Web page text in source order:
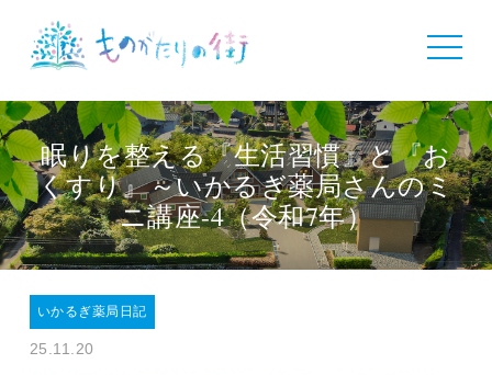
toggle
眠りを整える『生活習慣』と『お
くすり』～いかるぎ薬局さんのミ
ニ講座-4（令和7年）
いかるぎ薬局日記
25.11.20